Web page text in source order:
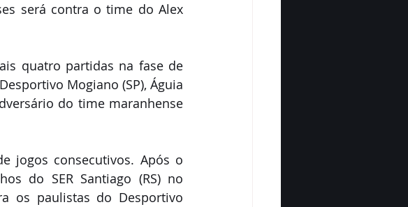
será contra o time do Alex
quatro partidas na fase de
Mogiano (SP), Águia
do time maranhense
jogos consecutivos. Após o
do SER Santiago (RS) no
os paulistas do Desportivo